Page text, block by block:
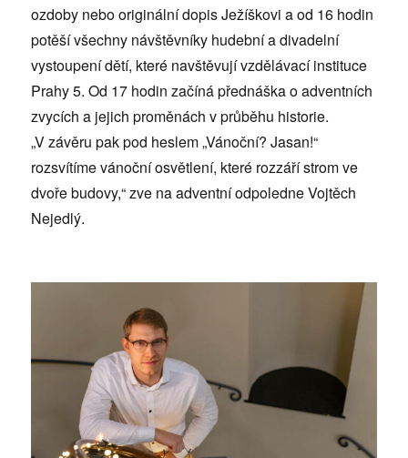
ozdoby nebo originální dopis Ježíškovi a od 16 hodin
potěší všechny návštěvníky hudební a divadelní
vystoupení dětí, které navštěvují vzdělávací instituce
Prahy 5. Od 17 hodin začíná přednáška o adventních
zvycích a jejich proměnách v průběhu historie.
„V závěru pak pod heslem „Vánoční? Jasan!“
rozsvítíme vánoční osvětlení, které rozzáří strom ve
dvoře budovy,“ zve na adventní odpoledne Vojtěch
Nejedlý.